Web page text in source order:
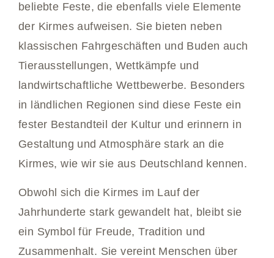
beliebte Feste, die ebenfalls viele Elemente
der Kirmes aufweisen. Sie bieten neben
klassischen Fahrgeschäften und Buden auch
Tierausstellungen, Wettkämpfe und
landwirtschaftliche Wettbewerbe. Besonders
in ländlichen Regionen sind diese Feste ein
fester Bestandteil der Kultur und erinnern in
Gestaltung und Atmosphäre stark an die
Kirmes, wie wir sie aus Deutschland kennen.
Obwohl sich die Kirmes im Lauf der
Jahrhunderte stark gewandelt hat, bleibt sie
ein Symbol für Freude, Tradition und
Zusammenhalt. Sie vereint Menschen über